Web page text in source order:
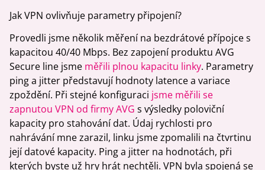
Jak VPN ovlivňuje parametry připojení?
Provedli jsme několik měření na bezdrátové přípojce s
kapacitou 40/40 Mbps. Bez zapojení produktu AVG
Secure line jsme měřili plnou kapacitu linky. Parametry
ping a jitter představují hodnoty latence a variace
zpoždění. Při stejné konfiguraci jsme měřili se
zapnutou VPN od firmy AVG s výsledky poloviční
kapacity pro stahování dat. Údaj rychlosti pro
nahrávání mne zarazil, linku jsme zpomalili na čtvrtinu
její datové kapacity. Ping a jitter na hodnotách, při
kterých byste už hry hrát nechtěli. VPN byla spojená se